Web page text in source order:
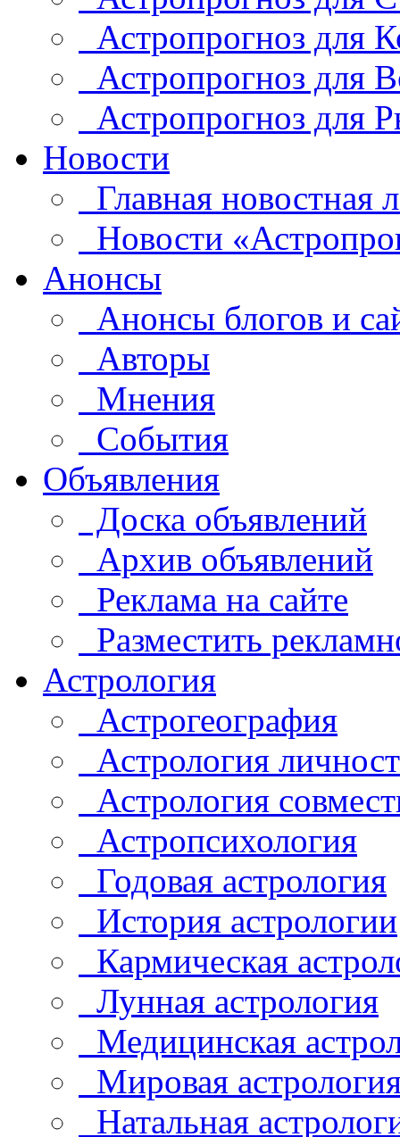
Астропрогноз для
Астропрогноз для
Астропрогноз для
Новости
Главная новостная
Новости
Анонсы
Анонсы блогов и
Авторы
Мнения
События
Объявления
Доска объявлений
Архив объявлений
Реклама на сайте
Разместить
Астрология
Астрогеография
Астрология
Астрология
Астропсихология
Годовая астрология
История астрологии
Кармическая
Лунная астрология
Медицинская
Мировая
Натальная